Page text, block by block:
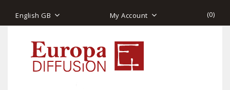
English GB My Account (0)